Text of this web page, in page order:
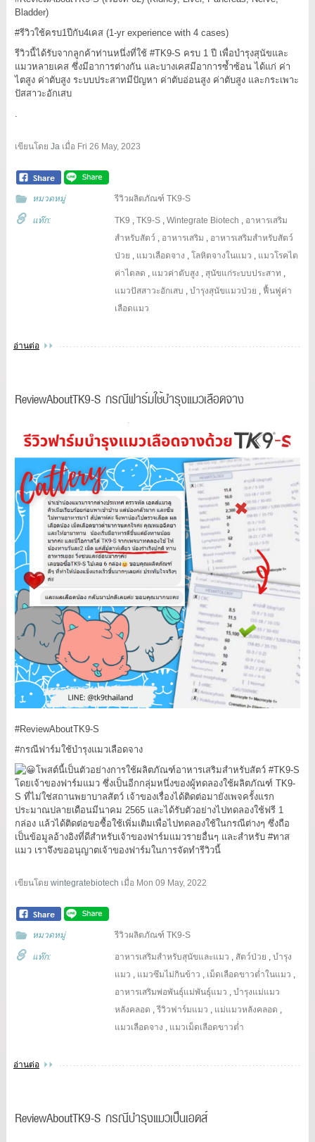
Bladder)
#รีวิวใช้ครบ1ปีกับ4เคส(1-yr experience with 4 cases)
รีวิวนี้ได้รับจากลูกค้าท่านหนึ่งที่ใช้ #TK9-S ครบ 1 ปี เพื่อบำรุงสุนัขและ
แมวหลายเคส ซึ่งมีอาการต่างกัน และบางเคสมีอาการซ้ำซ้อน ได้แก่ ค่า
ไตสูง ค่าตับสูง ระบบประสาทมีปัญหา ค่าตับอ่อนสูง ค่าตับสูง และกระเพาะ
ปัสสาวะอักเสบ
เขียนโดย Jaเมื่อ Fri 26 May, 2023
หมวดหมู่ รีวิวผลิตภัณฑ์ TK9-S
แท๊ก: TK9 ,TK9-S ,Wintegrate Biotech , อาหารเสริม
สำหรับสัตว์ , อาหารเสริม , อาหารเสริมสำหรับสัตว์
ป่วย , แมวเลือดจาง ,โลหิตจางในแมว , แมวโรคไต
ค่าไตลด , แมวค่าตับสูง , สุนัขแก่ระบบประสาท ,
แมวปัสสาวะอักเสบ ,บำรุงสุนัขแมวป่วย ,ฟื้นฟูค่า
เลือดแมว
อ่านต่อ
ReviewAboutTK9-S กรณีฟาร์มใช้บำรุงแมวเลือดจาง
#ReviewAboutTK9-S
#กรณีฟาร์มใช้บำรุงแมวเลือดจาง
โพสต์นี้เป็นตัวอย่างการใช้ผลิตภัณฑ์อาหารเสริมสำหรับสัตว์ #TK9-S
โดยเจ้าของฟาร์มแมว ซึ่งเป็นอีกกลุ่มหนึ่งของผู้ทดลองใช้ผลิตภัณฑ์ TK9-
S ที่ไม่ใช่สถานพยาบาลสัตว์ เจ้าของเรื่องได้ติดต่อมายังเพจครั้งแรก
ประมาณปลายเดือนมีนาคม 2565 และได้รับตัวอย่างไปทดลองใช้ฟรี 1
กล่อง แล้วได้ติดต่อขอซื้อใช้เพิ่มเติมเพื่อไปทดลองใช้ในกรณีต่างๆ ซึ่งถือ
เป็นข้อมูลอ้างอิงที่ดีสำหรับเจ้าของฟาร์มแมวรายอื่นๆ และสำหรับ #ทาส
แมวเราจึงขออนุญาตเจ้าของฟาร์มในการจัดทำรีวิวนี้
เขียนโดย wintegratebiotech เมื่อ Mon 09 May, 2022
หมวดหมู่ รีวิวผลิตภัณฑ์ TK9-S
แท๊ก: อาหารเสริมสำหรับสุนัขและแมว , สัตว์ป่วย ,บำรุง
แมว , แมวซึมไม่กินข้าว , เม็ดเลือดขาวต่ำในแมว ,
อาหารเสริมพ่อพันธุ์แม่พันธุ์แมว ,บำรุงแม่แมว
หลังคลอด ,รีวิวฟาร์มแมว , แม่แมวหลังคลอด ,
แมวเลือดจาง , แมวเม็ดเลือดขาวต่ำ
อ่านต่อ
ReviewAboutTK9-S กรณีบำรุงแมวเป็นเอดส์